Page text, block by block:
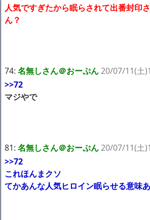
人気ですぎたから眠らされて出番封印
ん？
74: 名無しさん＠おーぷん20/07/11(土
>>72
マジやで
81: 名無しさん＠おーぷん20/07/11(土
>>72
これほんまクソ
てかあんな人気ヒロイン眠らせる意味